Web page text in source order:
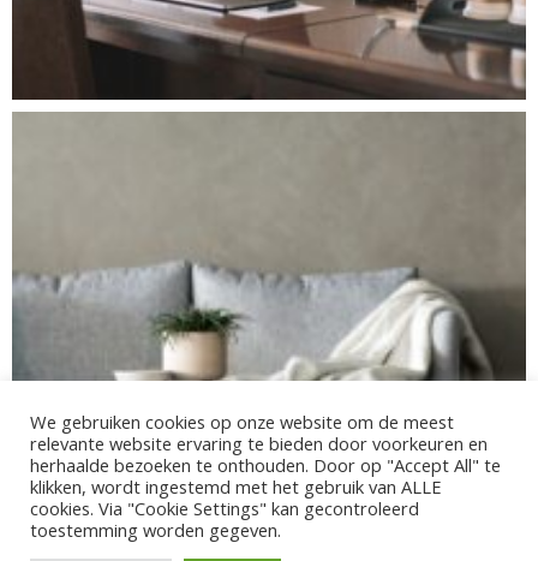
We gebruiken cookies op onze website om de meest
relevante website ervaring te bieden door voorkeuren en
herhaalde bezoeken te onthouden. Door op "Accept All" te
klikken, wordt ingestemd met het gebruik van ALLE
cookies. Via "Cookie Settings" kan ​​gecontroleerd
toestemming worden gegeven.